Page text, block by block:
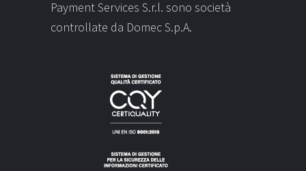
Payment Services S.r.l. sono società
controllate da Domec S.p.A.